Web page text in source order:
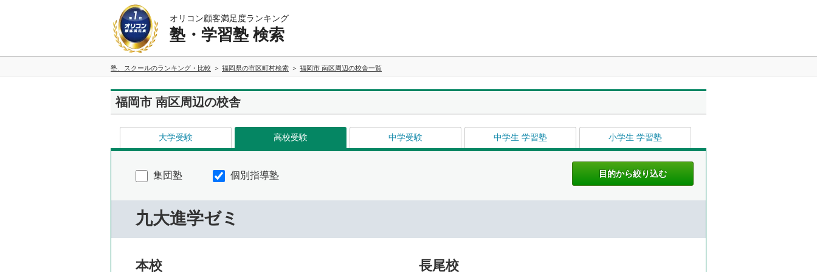
オリコン顧客満足度ランキング
塾・学習塾 検索
塾、スクールのランキング・比較 福岡県の市区町村検索 福岡市 南区周辺の校舎一覧
福岡市 南区周辺の校舎
大学受験 高校受験 中学受験 中学生 学習塾 小学生 学習塾
集団塾 個別指導塾
九大進学ゼミ
本校 長尾校